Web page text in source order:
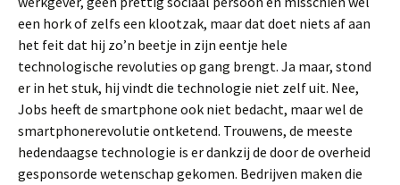
een hork of zelfs een klootzak, maar dat doet niets af aan
het feit dat hij zo’n beetje in zijn eentje hele
technologische revoluties op gang brengt. Ja maar, stond
er in het stuk, hij vindt die technologie niet zelf uit. Nee,
Jobs heeft de smartphone ook niet bedacht, maar wel de
smartphonerevolutie ontketend. Trouwens, de meeste
hedendaagse technologie is er dankzij de door de overheid
gesponsorde wetenschap gekomen. Bedrijven maken die